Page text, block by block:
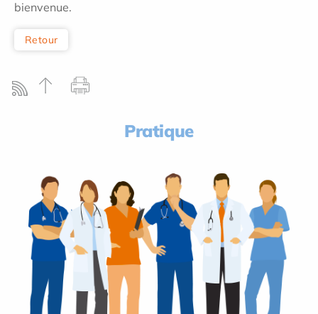
bienvenue.
Retour
Pratique